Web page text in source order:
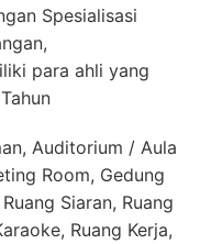
Spesialisasi
para ahli yang
Auditorium / Aula
Room, Gedung
Siaran, Ruang
Ruang Kerja,